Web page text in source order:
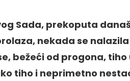
Sada, prekoputa
nekada se
bežeći od progona, tiho
tiho i neprimetno